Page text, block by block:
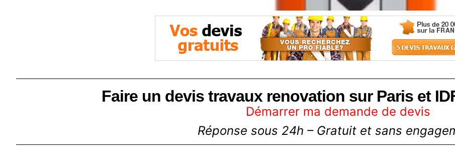
Faire un devis travaux renovation sur Paris et
Démarrer ma demande de devis
Réponse sous 24h – Gratuit et sans